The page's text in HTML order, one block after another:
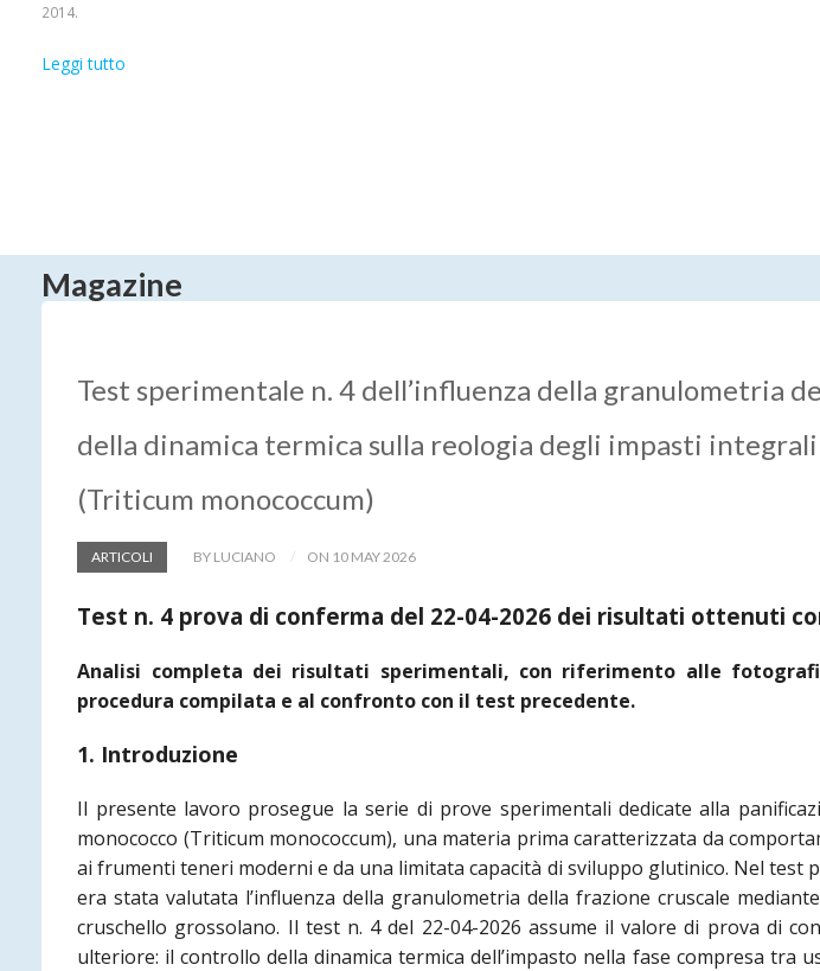
2014.
Leggi tutto
Magazine
Test sperimentale n. 4 dell’influenza della granulometria
della dinamica termica sulla reologia degli impasti
(Triticum monococcum)
ARTICOLI BY LUCIANO ON 10 MAY 2026
Test n. 4 prova di conferma del 22-04-2026 dei risultati ottenuti
Analisi completa dei risultati sperimentali, con riferimento alle
procedura compilata e al confronto con il test precedente.
1. Introduzione
Il presente lavoro prosegue la serie di prove sperimentali dedicate alla
monococco (Triticum monococcum), una materia prima caratterizzata da
ai frumenti teneri moderni e da una limitata capacità di sviluppo glutinico. Nel test
era stata valutata l’influenza della granulometria della frazione cruscale
cruschello grossolano. Il test n. 4 del 22-04-2026 assume il valore di prova di
ulteriore: il controllo della dinamica termica dell’impasto nella fase compresa tra